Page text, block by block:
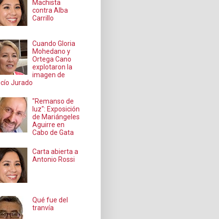
Machista
contra Alba
Carrillo
Cuando Gloria
Mohedano y
Ortega Cano
explotaron la
imagen de
Jurado
"Remanso de
luz": Exposición
de Mariángeles
Aguirre en
Cabo de Gata
Carta abierta a
Antonio Rossi
Qué fue del
tranvía